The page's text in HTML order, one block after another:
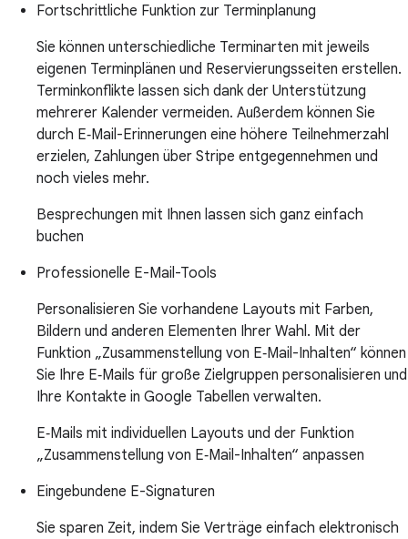
Fortschrittliche Funktion zur Terminplanung
Sie können unterschiedliche Terminarten mit jeweils
eigenen Terminplänen und Reservierungsseiten erstellen.
Terminkonflikte lassen sich dank der Unterstützung
mehrerer Kalender vermeiden. Außerdem können Sie
durch E‑Mail-Erinnerungen eine höhere Teilnehmerzahl
erzielen, Zahlungen über Stripe entgegennehmen und
noch vieles mehr.
Besprechungen mit Ihnen lassen sich ganz einfach
buchen
Professionelle E-Mail-Tools
Personalisieren Sie vorhandene Layouts mit Farben,
Bildern und anderen Elementen Ihrer Wahl. Mit der
Funktion „Zusammenstellung von E‑Mail-Inhalten“ können
Sie Ihre E‑Mails für große Zielgruppen personalisieren und
Ihre Kontakte in Google Tabellen verwalten.
E‑Mails mit individuellen Layouts und der Funktion
„Zusammenstellung von E‑Mail-Inhalten“ anpassen
Eingebundene E-Signaturen
Sie sparen Zeit, indem Sie Verträge einfach elektronisch